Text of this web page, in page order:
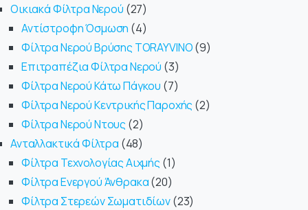
Οικιακά Φίλτρα Νερού 27
Αντίστροφη Όσμωση 4
Φίλτρα Νερού Βρύσης TORAYVINO 9
Επιτραπέζια Φίλτρα Νερού 3
Φίλτρα Νερού Κάτω Πάγκου 7
Φίλτρα Νερού Κεντρικής Παροχής 2
Φίλτρα Νερού Ντους 2
Ανταλλακτικά Φίλτρα 48
Φίλτρα Τεχνολογίας Αιχμής 1
Φίλτρα Ενεργού Άνθρακα 20
Φίλτρα Στερεών Σωματιδίων 23